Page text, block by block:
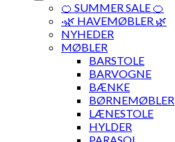
🍊 SUMMER SALE 🍊
·🌿 HAVEMØBLER 🌿
NYHEDER
MØBLER
BARSTOLE
BARVOGNE
BÆNKE
BØRNEMØBLER
LÆNESTOLE
HYLDER